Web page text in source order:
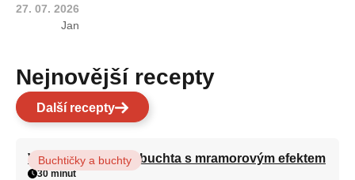
27. 07. 2026
Jan
Nejnovější recepty
Další recepty
Vláčná olejová litá buchta s mramorovým efektem
Buchtičky a buchty
30 minut